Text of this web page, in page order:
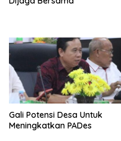
Gali Potensi Desa Untuk
Meningkatkan PADes